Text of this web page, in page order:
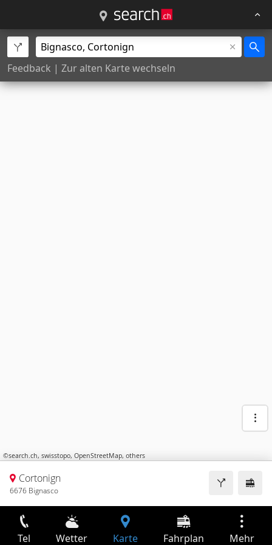
Feedback | Zur alten Karte wechseln
©search.ch, swisstopo, OpenStreetMap, others
Cortonign
6676 Bignasco
Tel Wetter Karte Fahrplan Mehr